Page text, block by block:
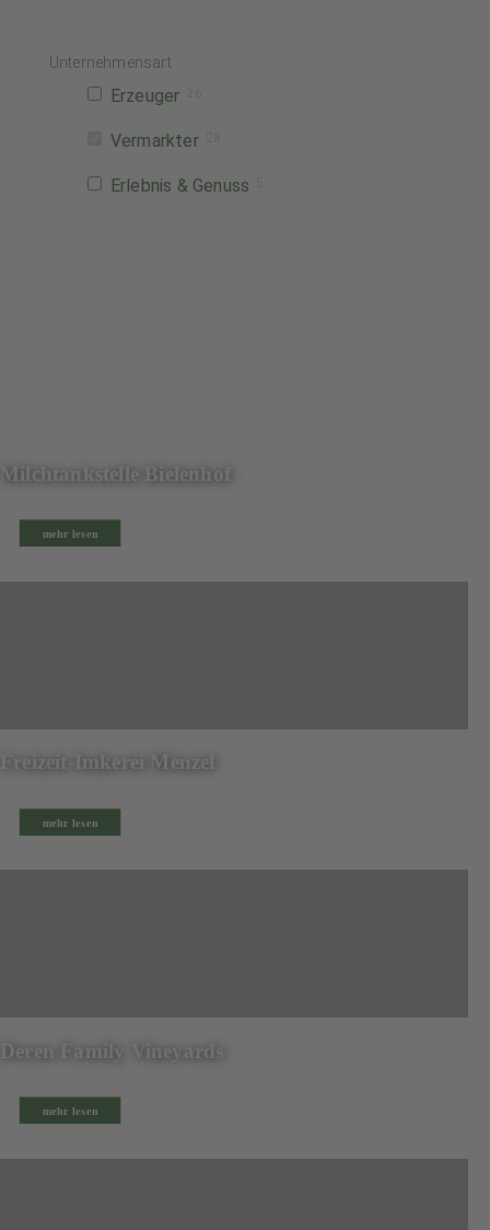
Unternehmensart
Erzeuger
Vermarkter
Erlebnis & Genuss
Milchtankstelle Bielenhof
mehr lesen
Freizeit-Imkerei Menzel
mehr lesen
Deren Family Vineyards
mehr lesen